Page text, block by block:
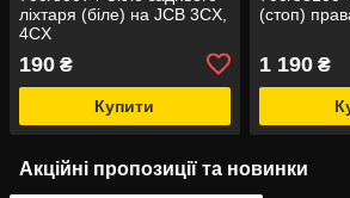
ліхтаря (біле) на JCB 3CX,
4CX
190 ₴
Купити
(стоп)
1 190₴
Акційні пропозиції та новинки